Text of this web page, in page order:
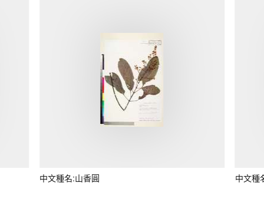
中文種名:山香圓 中文種